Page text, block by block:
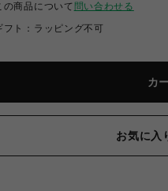
の商品について 問い合わせる
フト：ラッピング不可
カ
お気に入